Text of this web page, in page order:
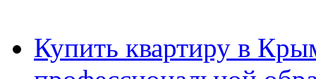
Купить квартиру в